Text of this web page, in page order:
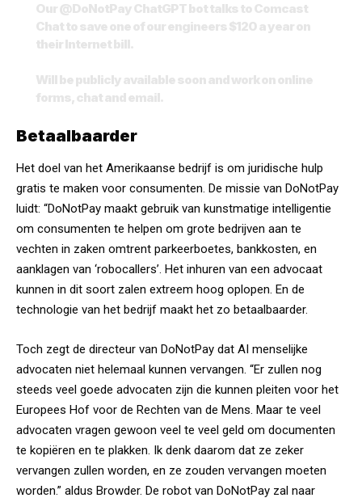
Our@DoNotPayChatGPT bot talks to Comcast
Chat to save one of our engineers $120 a year on
their Internet bill.
Will be publicly available soon and work on online
forms, chat and email.
— Joshua Browder (@jbrowder1)
Betaalbaarder
Het doel van het Amerikaanse bedrijf is om juridische hulp
gratis te maken voor consumenten. De missie van DoNotPay
luidt: “DoNotPay maakt gebruik van kunstmatige intelligentie
om consumenten te helpen om grote bedrijven aan te
vechten in zaken omtrent parkeerboetes, bankkosten, en
aanklagen van ‘robocallers’. Het inhuren van een advocaat
kunnen in dit soort zalen extreem hoog oplopen. En de
technologie van het bedrijf maakt het zo betaalbaarder.
Toch zegt de directeur van DoNotPay dat AI menselijke
advocaten niet helemaal kunnen vervangen. “Er zullen nog
steeds veel goede advocaten zijn die kunnen pleiten voor het
Europees Hof voor de Rechten van de Mens. Maar te veel
advocaten vragen gewoon veel te veel geld om documenten
te kopiëren en te plakken. Ik denk daarom dat ze zeker
vervangen zullen worden, en ze zouden vervangen moeten
worden.” aldus Browder. De robot van DoNotPay zal naar